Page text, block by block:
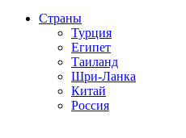
Страны
Турция
Египет
Таиланд
Шри-Ланка
Китай
Россия